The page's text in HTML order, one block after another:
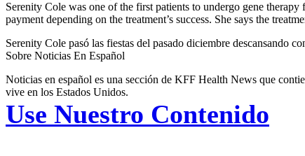
Serenity Cole was one of the first patients to undergo gene
payment depending on the treatment’s success. She says the
Serenity Cole pasó las fiestas del pasado diciembre descansando
Sobre Noticias En Español
Noticias en español es una sección de KFF Health News que
vive en los Estados Unidos.
Use Nuestro Contenido